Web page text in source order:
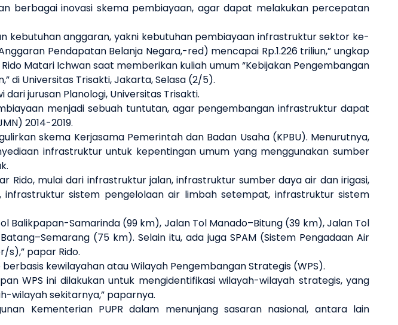
berbagai inovasi skema pembiayaan, agar dapat melakukan percepatan
kebutuhan anggaran, yakni kebutuhan pembiayaan infrastruktursektor ke-
Pendapatan Belanja Negara,-red) mencapai Rp.1.226 triliun,” ungkap
Matari Ichwan saat memberikan kuliah umum “Kebijakan Pengembangan
di Universitas Trisakti, Jakarta, Selasa (2/5).
jurusan Planologi, Universitas Trisakti.
menjadi sebuah tuntutan, agar pengembangan infrastruktur dapat
2014-2019.
skema Kerjasama Pemerintah dan Badan Usaha (KPBU). Menurutnya,
infrastruktur untuk kepentingan umum yang menggunakan sumber
Rido, mulai dari infrastruktur jalan, infrastruktur sumber daya air dan irigasi,
sistem pengelolaan air limbah setempat, infrastruktur sistem
Samarinda (99 km), Jalan Tol Manado–Bitung (39 km), Jalan Tol
(75 km). Selain itu, ada juga SPAM (Sistem Pengadaan Air
s),” papar Rido.
kewilayahan atau Wilayah Pengembangan Strategis (WPS).
WPS ini dilakukan untuk mengidentifikasi wilayah-wilayah strategis, yang
wilayah sekitarnya,” paparnya.
Kementerian PUPR dalam menunjang sasaran nasional, antara lain